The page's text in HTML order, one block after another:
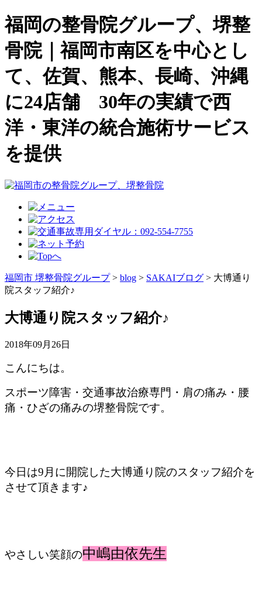
福岡の整骨院グループ、堺整
骨院｜福岡市南区を中心とし
て、佐賀、熊本、長崎、沖縄
に24店舗 30年の実績で西
洋・東洋の統合施術サービス
を提供
福岡市 堺整骨院グループ> blog > SAKAIブログ > 大博通り
院スタッフ紹介♪
大博通り院スタッフ紹介♪
2018年09月26日
こんにちは。
スポーツ障害・交通事故治療専門・肩の痛み・腰
痛・ひざの痛みの堺整骨院です。
今日は9月に開院した大博通り院のスタッフ紹介を
させて頂きます♪
やさしい笑顔の中嶋由依先生